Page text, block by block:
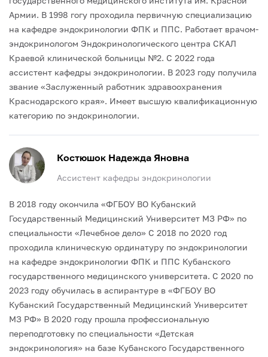
Армии. В 1998 гогу проходила первичную специализацию
на кафедре эндокринологии ФПК и ППС. Работает врачом-
эндокринологом Эндокринологического центра СКАЛ
Краевой клинической больницы №2. С 2022 года
ассистент кафедры эндокринологии. В 2023 году получила
звание «Заслуженный работник здравоохранения
Краснодарского края». Имеет высшую квалификационную
категорию по эндокринологии.
Костюшок Надежда Яновна
Ассистент кафедры эндокринологии
В 2018 году окончила «ФГБОУ ВО Кубанский
Государственный Медицинский Университет МЗ РФ» по
специальности «Лечебное дело» С 2018 по 2020 год
проходила клиническую ординатуру по эндокринологии
на кафедре эндокринологии ФПК и ППС Кубанского
государственного медицинского университета. С 2020 по
2023 году обучилась в аспирантуре в «ФГБОУ ВО
Кубанский Государственный Медицинский Университет
МЗ РФ» В 2020 году прошла профессиональную
переподготовку по специальности «Детская
эндокринология» на базе Кубанского Государственного